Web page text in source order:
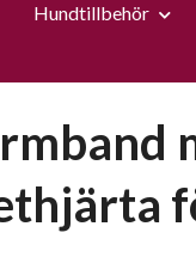
Hundtillbehör